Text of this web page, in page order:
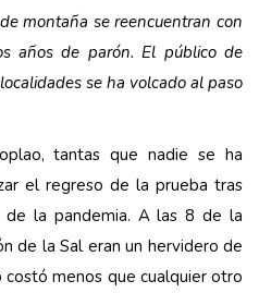
montaña se reencuentran con
años de parón. El público de
se ha volcado al paso
tantas que nadie se ha
el regreso de la prueba tras
de la pandemia. A las 8 de la
de la Sal eran un hervidero de
menos que cualquier otro